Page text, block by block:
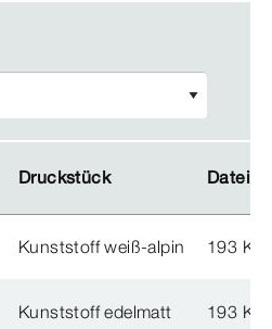
Druckstück
Druckstück
Kunststoff weiß-alpin 193 KB
Kunststoff edelmatt 193 KB